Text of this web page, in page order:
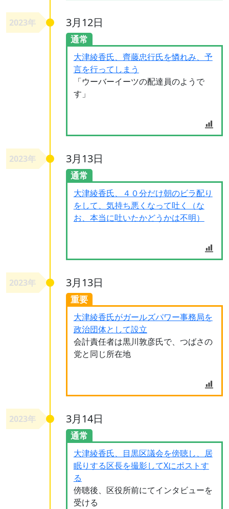
2023年 3月12日
通常
大津綾香氏、齊藤忠行氏を憐れみ、予
言を行ってしまう
「ウーバーイーツの配達員のようで
す」
2023年 3月13日
通常
大津綾香氏、４０分だけ朝のビラ配り
をして、気持ち悪くなって吐く（な
お、本当に吐いたかどうかは不明）
2023年 3月13日
重要
大津綾香氏がガールズパワー事務局を
政治団体として設立
会計責任者は黒川敦彦氏で、つばさの
党と同じ所在地
2023年 3月14日
通常
大津綾香氏、目黒区議会を傍聴し、居
眠りする区長を撮影してXにポストす
る
傍聴後、区役所前にてインタビューを
受ける